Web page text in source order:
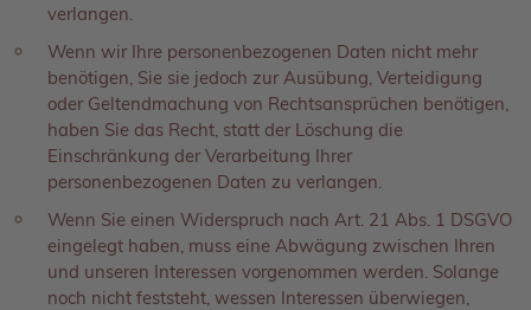
verlangen.
Wenn wir Ihre personenbezogenen Daten nicht mehr
benötigen, Sie sie jedoch zur Ausübung, Verteidigung
oder Geltendmachung von Rechtsansprüchen benötigen,
haben Sie das Recht, statt der Löschung die
Einschränkung der Verarbeitung Ihrer
personenbezogenen Daten zu verlangen.
Wenn Sie einen Widerspruch nach Art. 21 Abs. 1 DSGVO
eingelegt haben, muss eine Abwägung zwischen Ihren
und unseren Interessen vorgenommen werden. Solange
noch nicht feststeht, wessen Interessen überwiegen,